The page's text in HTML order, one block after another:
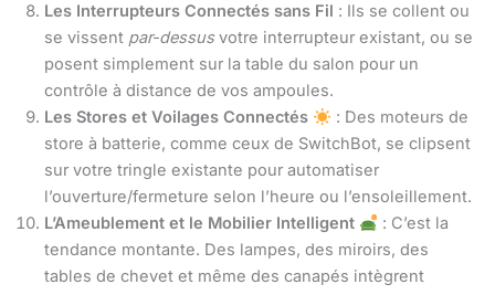
Les Interrupteurs Connectés sans Fil : Ils se collent ou
se vissent par-dessusvotre interrupteur existant, ou se
posent simplement sur la table du salon pour un
contrôle à distance de vos ampoules.
Les Stores et Voilages Connectés
: Des moteurs de
store à batterie, comme ceux de SwitchBot, se clipsent
sur votre tringle existante pour automatiser
l’ouverture/fermeture selon l’heure ou l’ensoleillement.
L’Ameublement et le Mobilier Intelligent
: C’est la
tendance montante. Des lampes, des miroirs, des
tables de chevet et même des canapés intègrent